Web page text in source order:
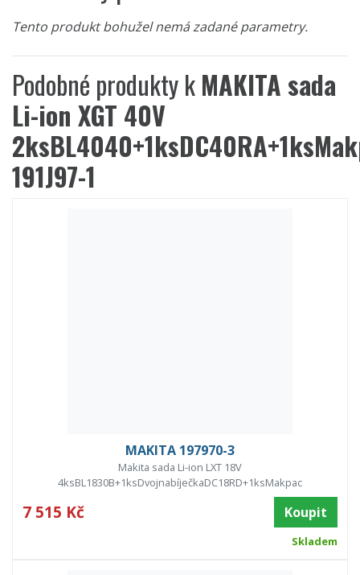
Tento produkt bohužel nemá zadané parametry.
Podobné produkty kMAKITA sada
Li-ion XGT 40V
191J97-1
MAKITA 197970-3
Makita sada Li-ion LXT 18V
4ksBL1830B+1ksDvojnabíječkaDC18RD+1ksMakpac
7 515 Kč Koupit
Skladem